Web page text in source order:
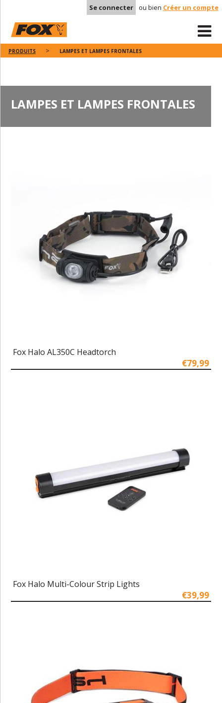
Se connecter ou bien Créer un compte
PRODUITS LAMPES ET LAMPES FRONTALES
LAMPES ET LAMPES FRONTALES
Fox Halo AL350C Headtorch
€79,99
Fox Halo Multi-Colour Strip Lights
€39,99